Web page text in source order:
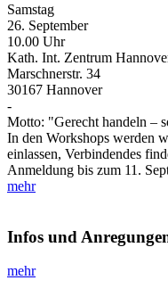
Samstag
26. September
10.00 Uhr
Kath. Int. Zentrum
Marschnerstr. 34
30167 Hannover
-
Motto: "Gerecht handeln –
In den Workshops werden
einlassen, Verbindendes
Anmeldung bis zum 11.
mehr
Infos und
mehr